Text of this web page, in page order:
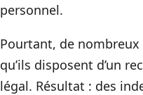
personnel.
Pourtant, de
qu’ils disposent d’un
légal. Résultat : des